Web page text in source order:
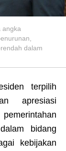
angka
dalam
terpilih
apresiasi
bidang
kebijakan